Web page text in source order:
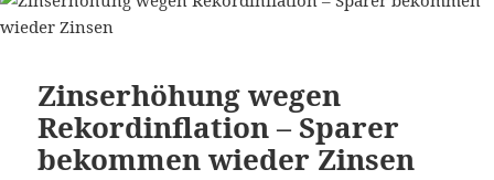
Zinserhöhung wegen
Rekordinflation – Sparer
bekommen wieder Zinsen